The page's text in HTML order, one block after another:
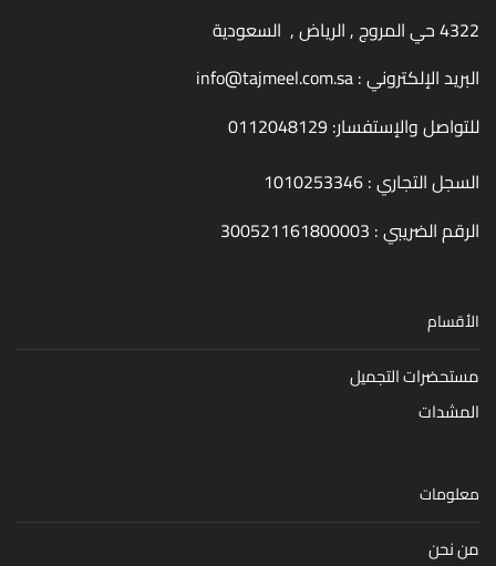
4322 حي المروج , الرياض , السعودية
البريد الإلكتروني :info@tajmeel.com.sa
للتواصل والإستفسار:0112048129
السجل التجاري : 1010253346
الرقم الضريبي : 300521161800003
الأقسام
مستحضرات التجميل
المشدات
معلومات
من نحن